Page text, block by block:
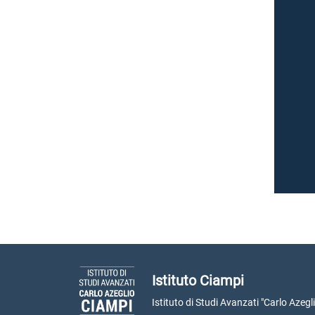
Istituto Ciampi
Istituto di Studi Avanzati "Carlo